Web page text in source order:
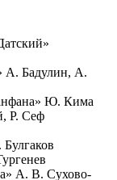
А. Бадулин, А.
Ю. Кима
Р. Сеф
А. В. Сухово-